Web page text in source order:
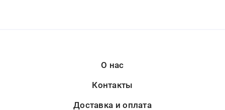
О нас
Контакты
Доставка и оплата